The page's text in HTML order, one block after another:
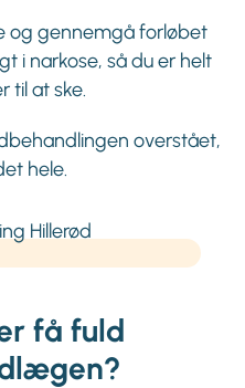
og gennemgå forløbet
i narkose, så du er helt
til at ske.
overstået,
hele.
få fuld